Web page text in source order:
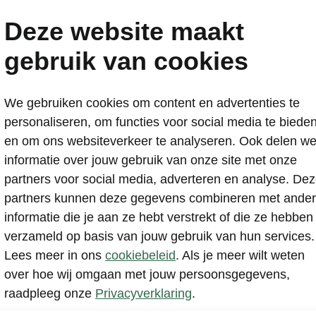
wat je moet weten
Škoda zakelijk rijden
mkb-er, ondernemer of werknemer bent: voor
Škoda altijd een goede optie. Op deze pagina ontdek je
Welke leasevormen zijn er? Hoeveel bijtelling
Deze website maakt
gebruik van cookies
We gebruiken cookies om content en advertenties te
personaliseren, om functies voor social media te bieden
en om ons websiteverkeer te analyseren. Ook delen we
informatie over jouw gebruik van onze site met onze
partners voor social media, adverteren en analyse.
partners kunnen deze gegevens combineren met
informatie die je aan ze hebt verstrekt of die ze hebben
verzameld op basis van jouw gebruik van hun services.
Lees meer in ons cookiebeleid. Als je meer wilt weten
over hoe wij omgaan met jouw persoonsgegevens,
raadpleeg onze Privacyverklaring.